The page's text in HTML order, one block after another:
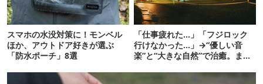
スマホの水没対策に！モンベル
ほか、アウトドア好きが選ぶ
「防水ポーチ」8選
「仕事疲れた…」「フジロック
行けなかった…」→“優しい音
楽”と“大きな自然”で治癒。まだ